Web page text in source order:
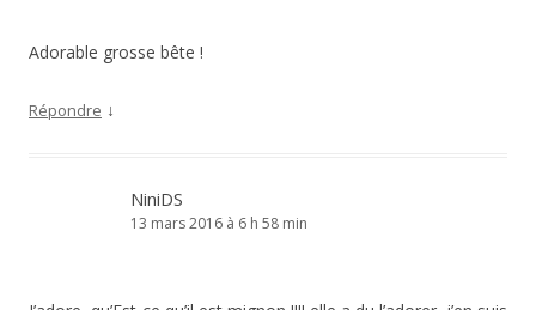
Adorable grosse bête !
Répondre ↓
NiniDS
13 mars 2016 à 6 h 58 min